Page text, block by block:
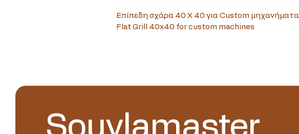
Επίπεδη σχάρα 40 X 40 για Custom μηχανήματα
Flat Grill 40x40 for custom machines
Souvlamaster